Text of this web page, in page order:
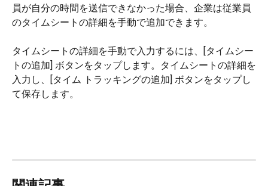
員が自分の時間を送信できなかった場合、企業は従業員
のタイムシートの詳細を手動で追加できます。
タイムシートの詳細を手動で入力するには、[タイムシー
トの追加] ボタンをタップします。タイムシートの詳細を
入力し、[タイム トラッキングの追加] ボタンをタップし
て保存します。